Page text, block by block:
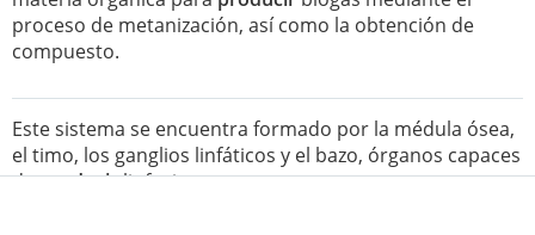
proceso de metanización, así como la obtención de
compuesto.
Este sistema se encuentra formado por la médula ósea,
el timo, los ganglios linfáticos y el bazo, órganos capaces
deproducirlinfocitos.